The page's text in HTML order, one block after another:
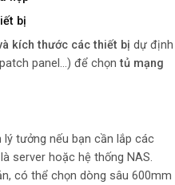
bị
kích thước các thiết bị dự định
panel…) để chọntủ mạng
lý tưởng nếu bạn cần lắp các
server hoặc hệ thống NAS.
có thể chọn dòng sâu 600mm